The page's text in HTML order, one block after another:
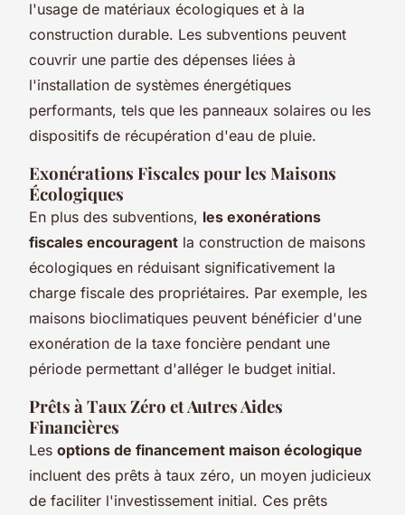
l'usage de matériaux écologiques et à la
construction durable. Les subventions peuvent
couvrir une partie des dépenses liées à
l'installation de systèmes énergétiques
performants, tels que les panneaux solaires ou les
dispositifs de récupération d'eau de pluie.
Exonérations Fiscales pour les Maisons
Écologiques
En plus des subventions, les exonérations
fiscales encouragent la construction de maisons
écologiques en réduisant significativement la
charge fiscale des propriétaires. Par exemple, les
maisons bioclimatiques peuvent bénéficier d'une
exonération de la taxe foncière pendant une
période permettant d'alléger le budget initial.
Prêts à Taux Zéro et Autres Aides
Financières
Les options de financement maison écologique
incluent des prêts à taux zéro, un moyen judicieux
de faciliter l'investissement initial. Ces prêts